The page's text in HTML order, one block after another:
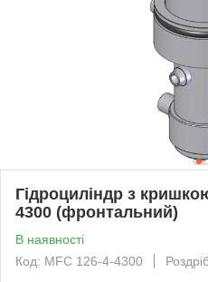
Гідроциліндр з
4300 (фронтальний)
В наявності
Код: MFC 126-4-4300